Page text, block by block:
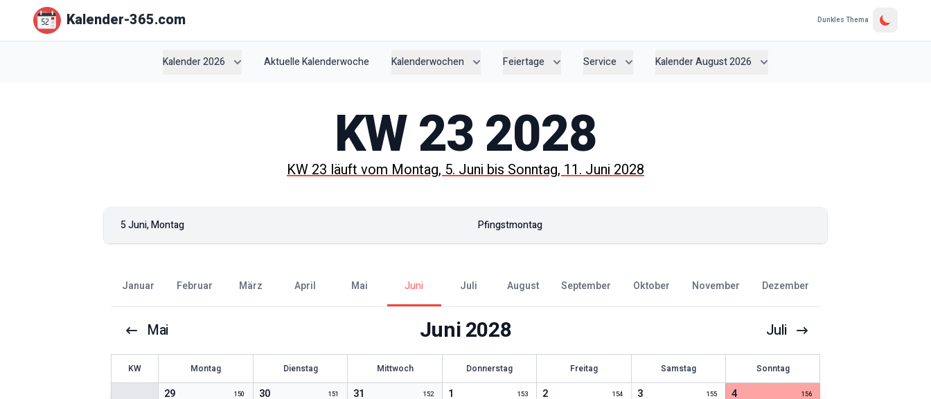
Kalender-365.com Dunkles Thema
Kalender 2026 Aktuelle Kalenderwoche Kalenderwochen Feiertage Service Kalender August 2026
KW232028
KW23läuft vomMontag, 5. JunibisSonntag, 11. Juni 2028
5 Juni, Montag Pfingstmontag
Januar Februar März April Mai Juni Juli August September Oktober November Dezember
Mai Juni2028 Juli
KW Montag Dienstag Mittwoch Donnerstag Freitag Samstag Sonntag
29 150 30 151 31 152 1 153 2 154 3 155 4 156